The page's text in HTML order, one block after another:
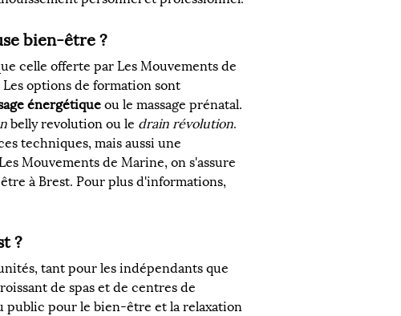
bien-être ?
celle offerte par Les Mouvements de
options de formation sont
énergétique ou le massage prénatal.
belly revolution ou le drain révolution.
techniques, mais aussi une
Mouvements de Marine, on s'assure
à Brest. Pour plus d'informations,
?
tant pour les indépendants que
de spas et de centres de
public pour le bien-être et la relaxation